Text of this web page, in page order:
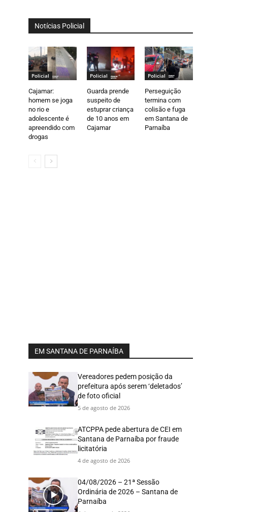
Notícias Policial
Policial
Cajamar:
homem se joga
no rio e
adolescente é
apreendido com
drogas
Policial
Guarda prende
suspeito de
estuprar criança
de 10 anos em
Cajamar
Policial
Perseguição
termina com
colisão e fuga
em Santana de
Parnaíba
EM SANTANA DE PARNAÍBA
Vereadores pedem posição da
prefeitura após serem ‘deletados’
de foto oficial
5 de agosto de 2026
ATCPPA pede abertura de CEI em
Santana de Parnaíba por fraude
licitatória
4 de agosto de 2026
04/08/2026 – 21ª Sessão
Ordinária de 2026 – Santana de
Parnaíba